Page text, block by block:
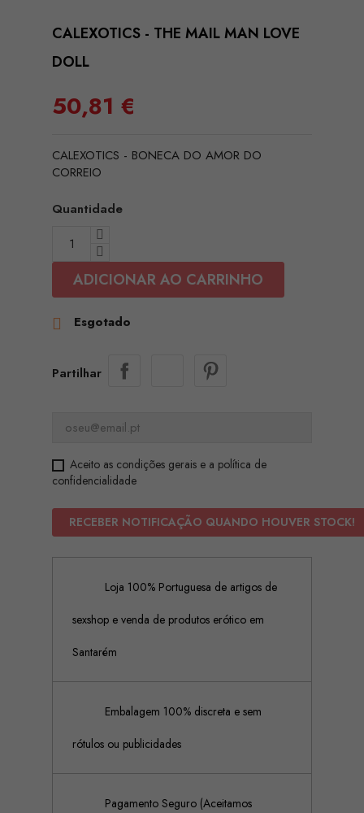
CALEXOTICS - THE MAIL MAN LOVE
DOLL
50,81 €
CALEXOTICS - BONECA DO AMOR DO
CORREIO
Quantidade
ADICIONAR AO CARRINHO
 Esgotado
Partilhar
Aceito as condições gerais e a política de
confidencialidade
RECEBER NOTIFICAÇÃO QUANDO HOUVER STOCK!
Loja 100% Portuguesa de artigos de
sexshop e venda de produtos erótico em
Santarém
Embalagem 100% discreta e sem
rótulos ou publicidades
Pagamento Seguro (Aceitamos